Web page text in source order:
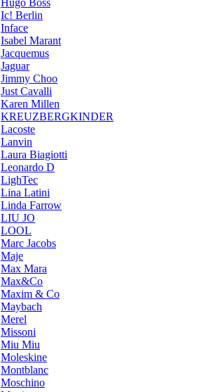
Hugo Boss
Ic! Berlin
Inface
Isabel Marant
Jacquemus
Jaguar
Jimmy Choo
Just Cavalli
Karen Millen
KREUZBERGKINDER
Lacoste
Lanvin
Laura Biagiotti
Leonardo D
LighTec
Lina Latini
Linda Farrow
LIU JO
LOOL
Marc Jacobs
Maje
Max Mara
Max&Co
Maxim & Co
Maybach
Merel
Missoni
Miu Miu
Moleskine
Montblanc
Moschino